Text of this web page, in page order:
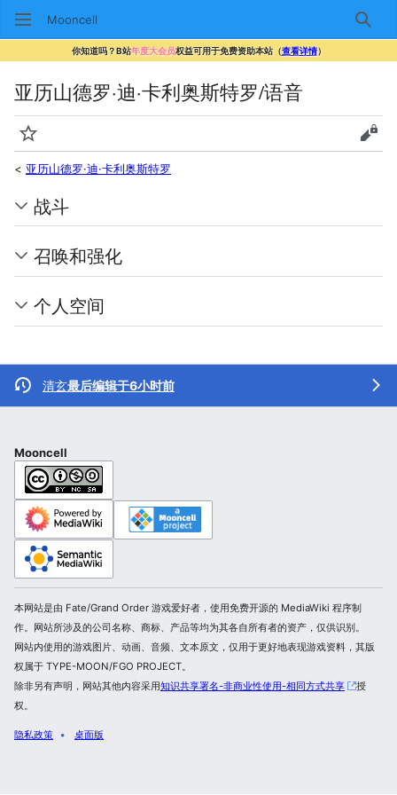
Mooncell 搜索
你知道吗？B站年度大会员权益可用于免费资助本站（查看详情）
亚历山德罗·迪·卡利奥斯特罗/语音
监视
查看
< 亚历山德罗·迪·卡利奥斯特罗
战斗
召唤和强化
个人空间
清玄最后编辑于6小时前
Mooncell
本网站是由 Fate/Grand Order 游戏爱好者，使用免费开源的 MediaWiki 程序制
作。网站所涉及的公司名称、商标、产品等均为其各自所有者的资产，仅供识别。
网站内使用的游戏图片、动画、音频、文本原文，仅用于更好地表现游戏资料，其版
权属于 TYPE-MOON/FGO PROJECT。
除非另有声明，网站其他内容采用知识共享署名-非商业性使用-相同方式共享
授
权。
隐私政策 桌面版